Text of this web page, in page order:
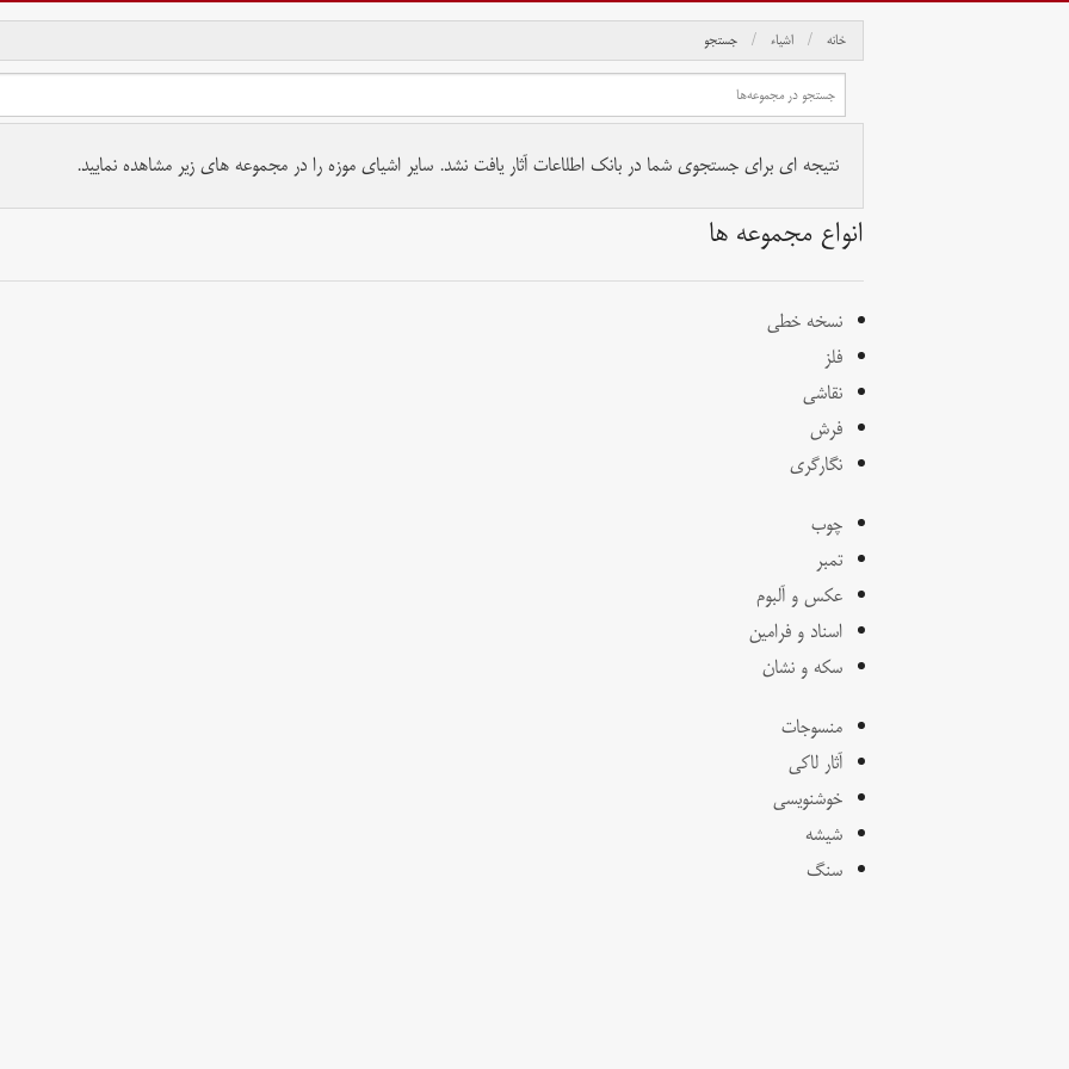
خانه اشیاء جستجو
نتیجه ای برای جستجوی شما در بانک اطلاعات آثار یافت نشد. سایر اشیای موزه را در مجموعه های زیر مشاهده نمایید.
انواع مجموعه ها
نسخه خطی
فلز
نقاشی
فرش
نگارگری
چوب
تمبر
عکس و آلبوم
اسناد و فرامین
سکه و نشان
منسوجات
آثار لاکی
خوشنویسی
شیشه
سنگ
تمام حقوق برای موسسه کتابخانه و موزه ملی ملک محفوظ است.